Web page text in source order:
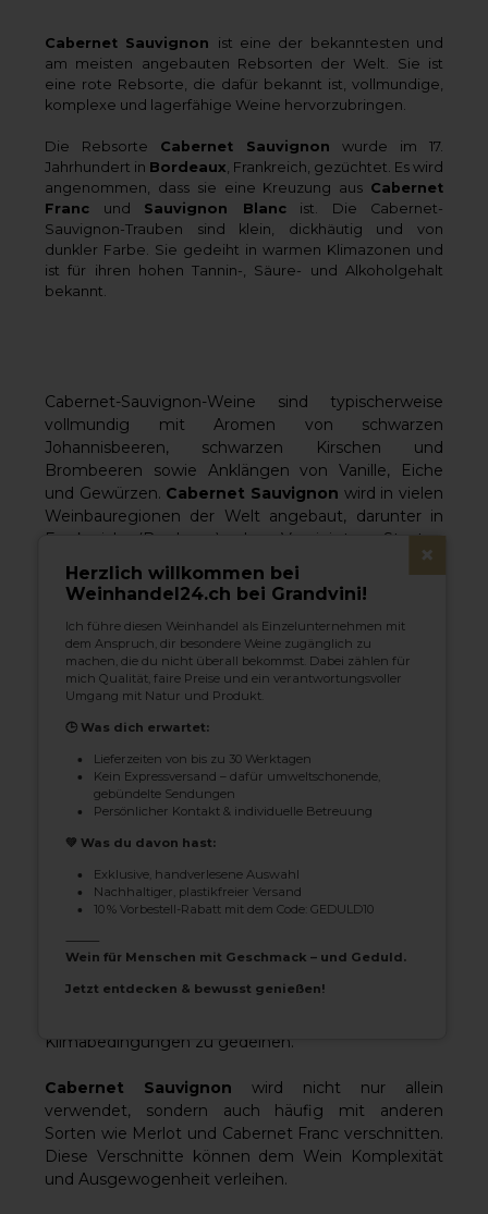
Cabernet Sauvignon ist eine der bekanntesten und
am meisten angebauten Rebsorten der Welt. Sie ist
eine rote Rebsorte, die dafür bekannt ist, vollmundige,
komplexe und lagerfähige Weine hervorzubringen.
Die Rebsorte Cabernet Sauvignon wurde im 17.
Jahrhundert in Bordeaux, Frankreich, gezüchtet. Es wird
angenommen, dass sie eine Kreuzung aus Cabernet
Franc und Sauvignon Blancist. Die Cabernet-
Sauvignon-Trauben sind klein, dickhäutig und von
dunkler Farbe. Sie gedeiht in warmen Klimazonen und
ist für ihren hohen Tannin-, Säure- und Alkoholgehalt
bekannt.
Cabernet-Sauvignon-Weine sind typischerweise
vollmundig mit Aromen von schwarzen
Johannisbeeren, schwarzen Kirschen und
Brombeeren sowie Anklängen von Vanille, Eiche
und Gewürzen. Cabernet Sauvignon wird in vielen
Weinbauregionen der Welt angebaut, darunter in
Frankreich (Bordeaux), den Vereinigten Staaten
(Kalifornien, Washington und Oregon), Italien,
Australien, Chile, Argentinien, Südafrika und
Cabernet Sauvignonpasst gut zu kräftigen und
reichhaltigen Speisen wie gegrilltem oder
gebratenem Fleisch, Wild und kräftigem Käse. Er
passt auch gut zu dunkler Schokolade und Desserts,
sind für ihr Alterungspotenzial bekannt, wobei die
besten Jahrgänge jahrzehntelang gelagert werden
können. Mit zunehmender Reife entwickeln sie
komplexere und nuanciertere Geschmäcker und
Cabernet Sauvignon ist eine äußerst vielseitige
Stilrichtungen gekeltert werden können, von leicht
Vielseitigkeit ist auf ihre Fähigkeit zurückzuführen,
Klimabedingungen zu gedeihen.
Cabernet Sauvignon wird nicht nur allein
verwendet, sondern auch häufig mit anderen
Sorten wie Merlot und Cabernet Franc verschnitten.
Diese Verschnitte können dem Wein Komplexität
und Ausgewogenheit verleihen.
×
Herzlich willkommen bei
Weinhandel24.ch bei Grandvini!
Ich führe diesen Weinhandel als Einzelunternehmen mit
dem Anspruch, dir besondere Weine zugänglich zu
machen, die du nicht überall bekommst. Dabei zählen für
mich Qualität, faire Preise und ein verantwortungsvoller
Umgang mit Natur und Produkt.
🕒 Was dich erwartet:
Lieferzeiten von bis zu 30 Werktagen
Kein Expressversand – dafür umweltschonende,
gebündelte Sendungen
Persönlicher Kontakt & individuelle Betreuung
💚 Was du davon hast:
Exklusive, handverlesene Auswahl
Nachhaltiger, plastikfreier Versand
10 % Vorbestell-Rabatt mit dem Code: GEDULD10
⸻
Wein für Menschen mit Geschmack – und Geduld.
Jetzt entdecken & bewusst genießen!